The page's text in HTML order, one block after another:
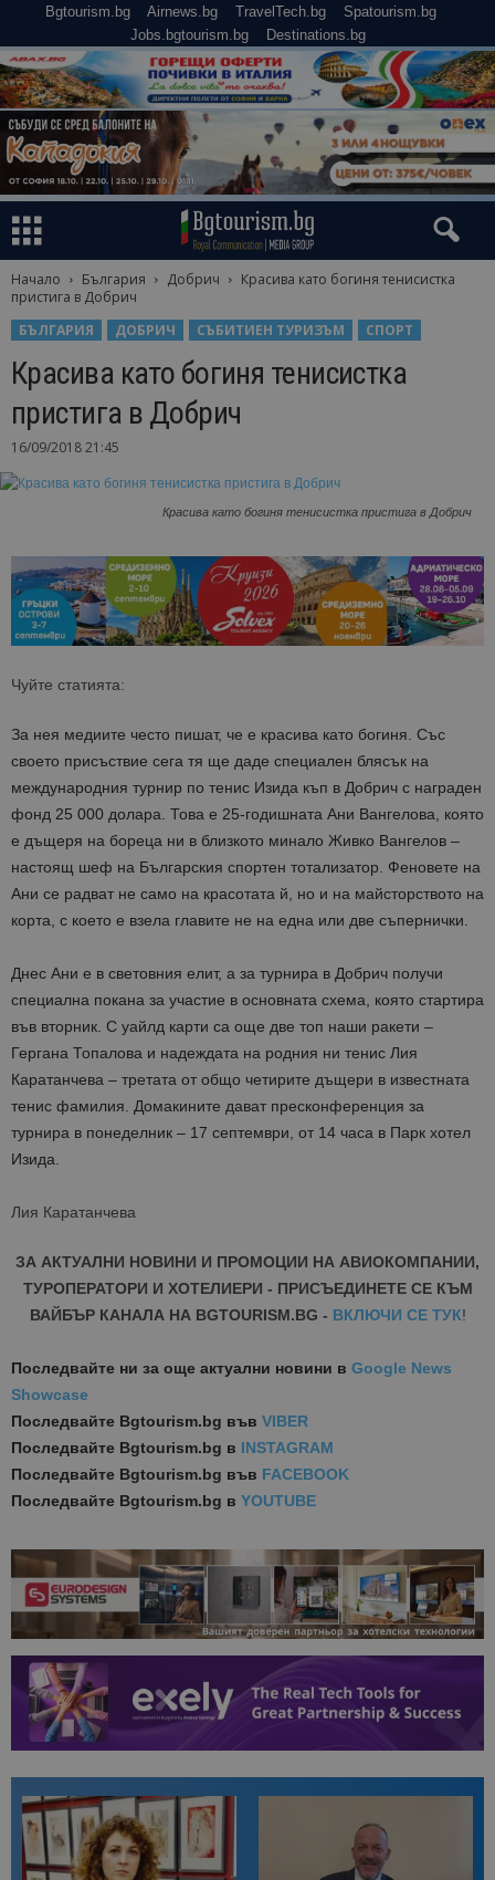
Bgtourism.bg Airnews.bg TravelTech.bg
Spatourism.bg
Jobs.bgtourism.bg
Destinations.bg
Начало България Добрич
Красива като богиня тенисистка
пристига в Добрич
БЪЛГАРИЯ
ДОБРИЧ СЪБИТИЕН ТУРИЗЪМ СПОРТ
Красива като богиня тенисистка
пристига в Добрич
16/09/2018 21:45
Красива като богиня тенисистка пристига в Добрич
Чуйте статията:
За нея медиите често пишат, че е красива като богиня. Със
своето присъствие сега тя ще даде специален блясък на
международния турнир по тенис Изида къп в Добрич с награден
фонд 25 000 долара. Това е 25-годишната Ани Вангелова, която
е дъщеря на бореца ни в близкото минало Живко Вангелов –
настоящ шеф на Българския спортен тотализатор. Феновете на
Ани се радват не само на красотата й, но и на майсторството на
корта, с което е взела главите не на една или две съпернички.
Днес Ани е в световния елит, а за турнира в Добрич получи
специална покана за участие в основната схема, която стартира
във вторник. С уайлд карти са още две топ наши ракети –
Гергана Топалова и надеждата на родния ни тенис Лия
Каратанчева – третата от общо четирите дъщери в известната
тенис фамилия. Домакините дават пресконференция за
турнира в понеделник – 17 септември, от 14 часа в Парк хотел
Изида.
Лия Каратанчева
ЗА АКТУАЛНИ НОВИНИ И ПРОМОЦИИ НА АВИОКОМПАНИИ,
ТУРОПЕРАТОРИ И ХОТЕЛИЕРИ - ПРИСЪЕДИНЕТЕ СЕ КЪМ
ВАЙБЪР КАНАЛА НА BGTOURISM.BG - ВКЛЮЧИ СЕ ТУК!
Последвайте ни за още актуални новини в Google News
Showcase
Последвайте Bgtourism.bg във VIBER
Последвайте Bgtourism.bg в INSTAGRAM
Последвайте Bgtourism.bg във FACEBOOK
Последвайте Bgtourism.bg в YOUTUBE